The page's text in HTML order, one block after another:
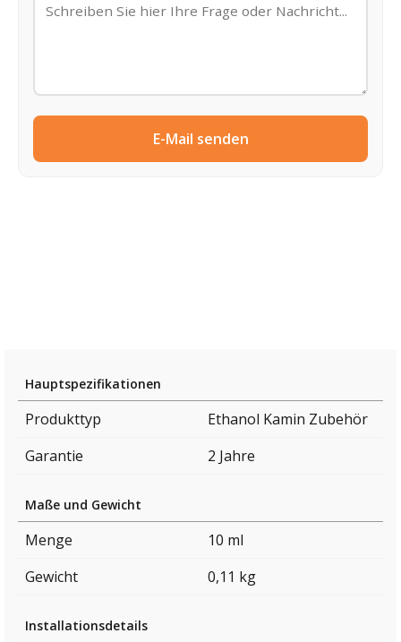
E-Mail senden
Hauptspezifikationen
Produkttyp
Ethanol Kamin Zubehör
Garantie
2 Jahre
Maße und Gewicht
Menge
10 ml
Gewicht
0,11 kg
Installationsdetails